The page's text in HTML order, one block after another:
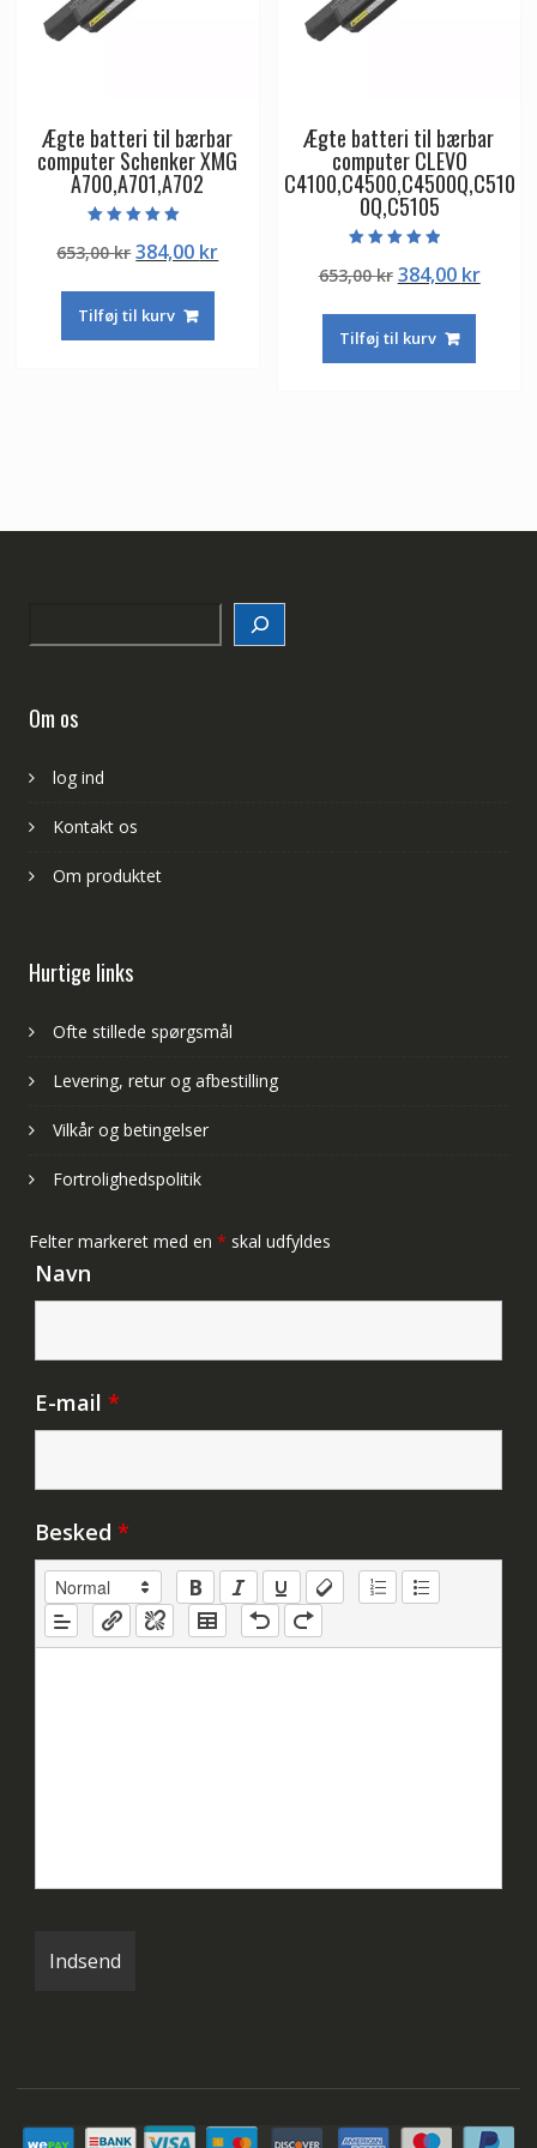
Ægte batteri til bærbar
computer Schenker XMG
A700,A701,A702
5.00
ud af 5
653,00krDen
pris
var:
384,00 krDen
Tilføj til kurv
Ægte batteri til bærbar
computer CLEVO
C4100,C4500,C4500Q,C510
0Q,C5105
4.50
ud af 5
653,00kr Den
pris
var:
384,00 krDen
Tilføj til kurv
Om os
log ind
Kontakt os
Om produktet
Hurtige links
Ofte stillede spørgsmål
Levering, retur og afbestilling
Vilkår og betingelser
Fortrolighedspolitik
Felter markeret med en * skal udfyldes
Navn
E-mail *
Besked *